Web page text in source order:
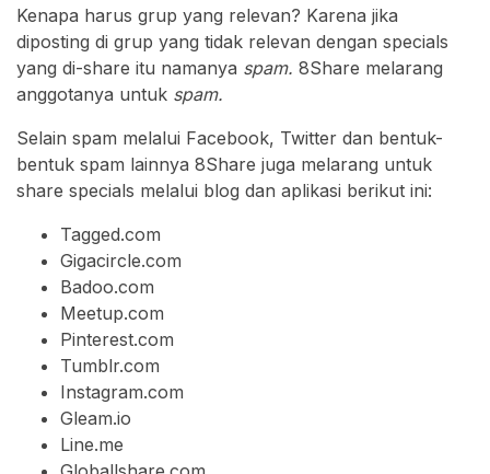
Kenapa harus grup yang relevan? Karena jika
diposting di grup yang tidak relevan dengan specials
yang di-share itu namanya spam. 8Share melarang
anggotanya untuk spam.
Selain spam melalui Facebook, Twitter dan bentuk-
bentuk spam lainnya 8Share juga melarang untuk
share specials melalui blog dan aplikasi berikut ini:
Tagged.com
Gigacircle.com
Badoo.com
Meetup.com
Pinterest.com
Tumblr.com
Instagram.com
Gleam.io
Line.me